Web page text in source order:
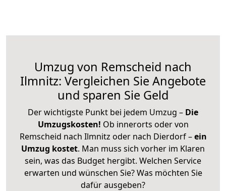
Umzug von Remscheid nach
Ilmnitz: Vergleichen Sie Angebote
und sparen Sie Geld
Der wichtigste Punkt bei jedem Umzug – Die
Umzugskosten! Ob innerorts oder von
Remscheid nach Ilmnitz oder nach Dierdorf –ein
Umzug kostet. Man muss sich vorher im Klaren
sein, was das Budget hergibt. Welchen Service
erwarten und wünschen Sie? Was möchten Sie
dafür ausgeben?